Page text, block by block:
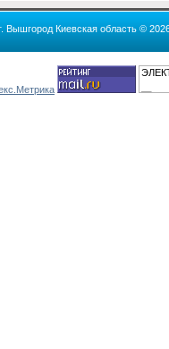
Вышгород Киевская область ©